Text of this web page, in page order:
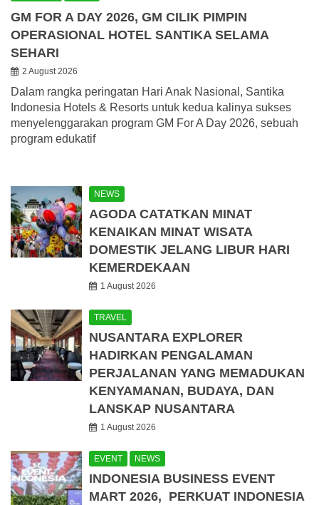
GM FOR A DAY 2026, GM CILIK PIMPIN
OPERASIONAL HOTEL SANTIKA SELAMA
SEHARI
2 August 2026
Dalam rangka peringatan Hari Anak Nasional, Santika
Indonesia Hotels & Resorts untuk kedua kalinya sukses
menyelenggarakan program GM For A Day 2026, sebuah
program edukatif
NEWS
AGODA CATATKAN MINAT
KENAIKAN MINAT WISATA
DOMESTIK JELANG LIBUR HARI
KEMERDEKAAN
1 August 2026
TRAVEL
NUSANTARA EXPLORER
HADIRKAN PENGALAMAN
PERJALANAN YANG MEMADUKAN
KENYAMANAN, BUDAYA, DAN
LANSKAP NUSANTARA
1 August 2026
EVENT NEWS
INDONESIA BUSINESS EVENT
MART 2026, PERKUAT INDONESIA